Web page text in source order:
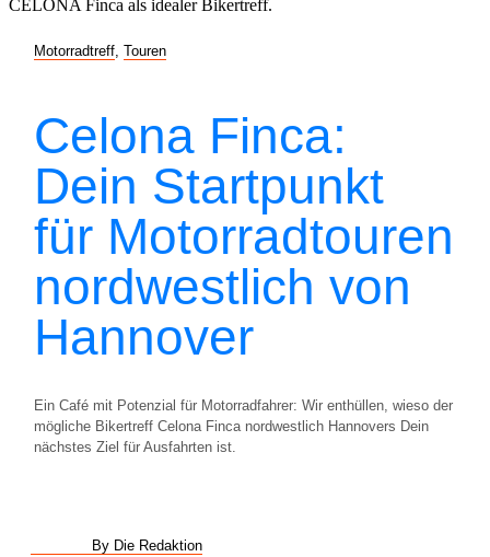
Motorradtreff Touren
Celona Finca:
Dein Startpunkt
für Motorradtouren
nordwestlich von
Hannover
Ein Café mit Potenzial für Motorradfahrer: Wir enthüllen, wieso der
mögliche Bikertreff Celona Finca nordwestlich Hannovers Dein
nächstes Ziel für Ausfahrten ist.
By Die Redaktion